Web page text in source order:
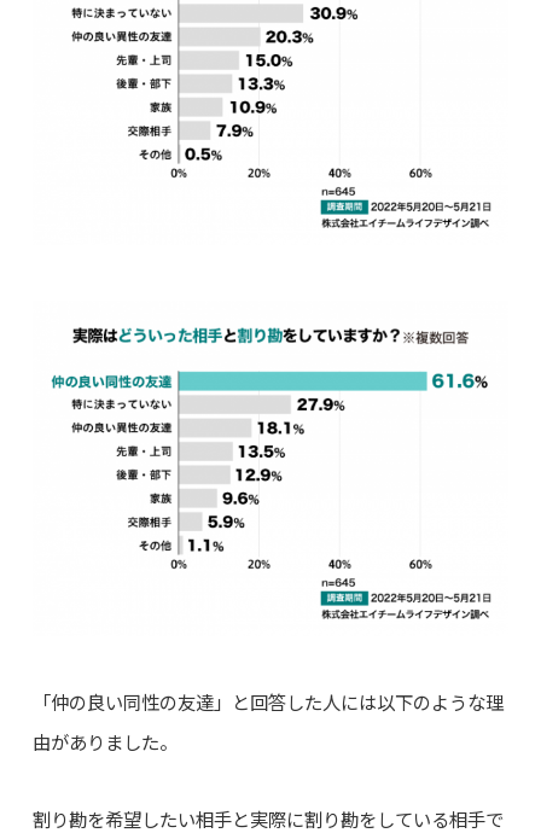
「仲の良い同性の友達」と回答した人には以下のような理
由がありました。
割り勘を希望したい相手と実際に割り勘をしている相手で